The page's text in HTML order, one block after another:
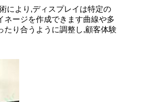
により,ディスプレイは特定の
ネージを作成できます曲線や多
り合うように調整し,顧客体験